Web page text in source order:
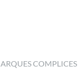
COMPLICES